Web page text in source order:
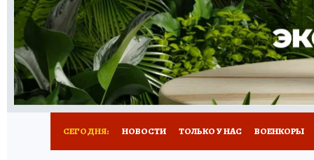
ПРЕСС-ЦЕНТР НЕДВИЖИМОСТЬ
РАДИО КП РЕКЛАМА ТЕСТЫ НОВОЕ
СЕГОДНЯ: НОВОСТИ ТОЛЬКО У НАС ВОЕНКОРЫ